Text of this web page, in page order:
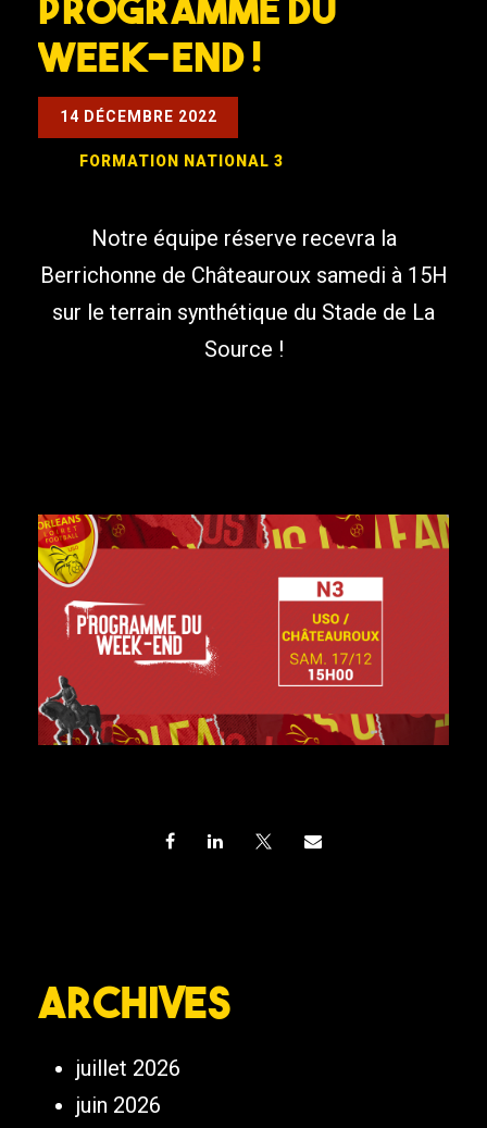
week-end !
14 DÉCEMBRE 2022
FORMATION NATIONAL 3
Notre équipe réserve recevra la
Berrichonne de Châteauroux samedi à 15H
sur le terrain synthétique du Stade de La
Source !
Archives
juillet 2026
juin 2026